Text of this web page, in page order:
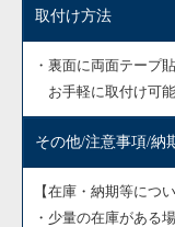
取付け方法
・裏面に両面テープ
お手軽に取付け可
その他/注意事項/納
【在庫・納期等につい
・少量の在庫がある